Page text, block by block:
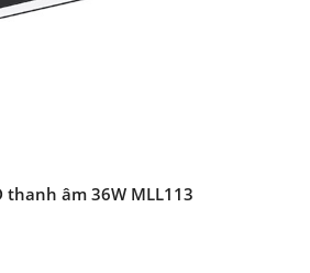
thanh âm 36W MLL113